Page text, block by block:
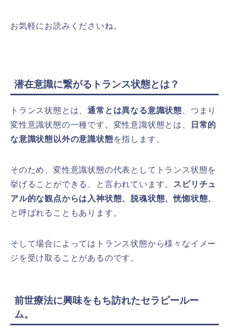
お気軽にお読みくださいね。
潜在意識に繋がるトランス状態とは？
トランス状態とは、通常とは異なる意識状態 、つまり
変性意識状態の一種です。変性意識状態とは、
日常的
な意識状態以外の意識状態を指します。
そのため、変性意識状態の代表としてトランス状態を
挙げることができる、と言われています。
スピリチュ
アル的な観点からは入神状態、脱魂状態、恍惚状態、
と呼ばれることもあります。
そして場合によってはトランス状態から様々なイメー
ジを受け取ることがあるのです。
前世療法に興味をもち訪れたセラピールー
ム。